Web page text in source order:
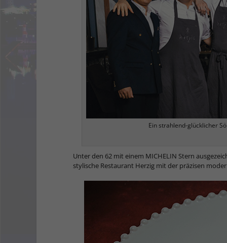
Ein strahlend-glücklicher
Unter den 62 mit einem MICHELIN Stern
stylische Restaurant Herzig mit der präzisen